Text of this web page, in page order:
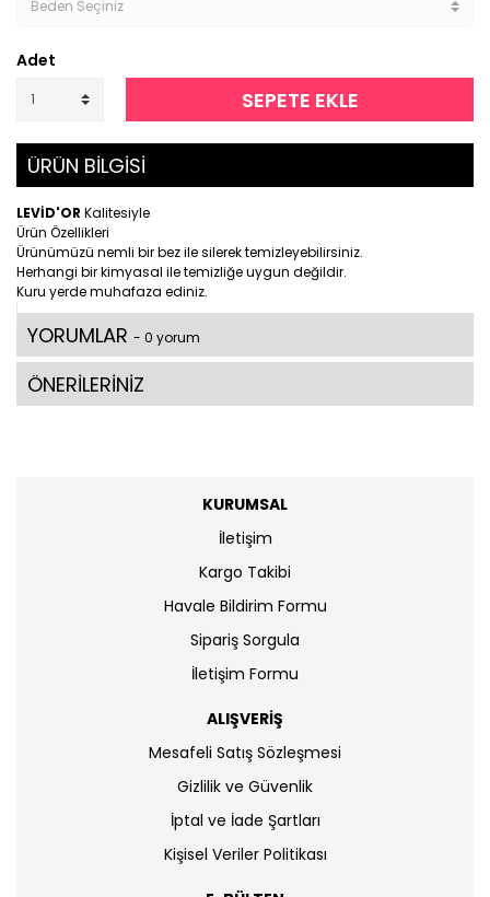
Adet
SEPETE EKLE
ÜRÜN BİLGİSİ
LEVİD'OR Kalitesiyle
Ürün Özellikleri
Ürünümüzü nemli bir bez ile silerek temizleyebilirsiniz.
Herhangi bir kimyasal ile temizliğe uygun değildir.
Kuru yerde muhafaza ediniz.
YORUMLAR - 0 yorum
ÖNERİLERİNİZ
KURUMSAL
İletişim
Kargo Takibi
Havale Bildirim Formu
Sipariş Sorgula
İletişim Formu
ALIŞVERİŞ
Mesafeli Satış Sözleşmesi
Gizlilik ve Güvenlik
İptal ve İade Şartları
Kişisel Veriler Politikası